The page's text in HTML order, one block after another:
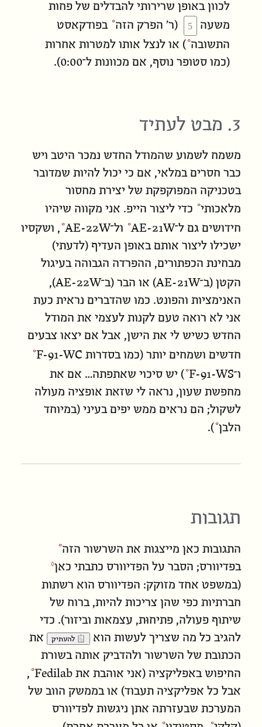
לכוון באופן שרירותי להבדלים של פחות
משעה
(ר׳ הפרק הזה בפודקאסט
התשובה ) או לנצל אותו למטרות אחרות
(כמו סטופר נוסף, אם מכוונותל־0:00).
3. מבט לעתיד
משמח לשמוע שהמודל החדש נמכר היטב ויש
כבר חסרים במלאי, אם כי יכול להיות שמדובר
בטכניקה המפוקפקת של יצירת מחסור
מלאכותי
כדי ליצור הייפ. אני מקווה שיהיו
חידושים גם ל־AE-21W ול־AE-22W , ושקסיו
ישכילו ליצור אותם באופן העדיף (לדעתי)
מבחינת הכפתורים, ההפרדה הגבוהה בעיגול
הקטן (ב־AE-21W) או הבר (ב־AE-22W
),
האנימציות והפונט. כמו שהדברים נראית כעת
אני לא רואה טעם לקנות לעצמי את המודל
החדש כשיש לי את הישן, אבל אם יצאו צבעים
חדשים ושמחים יותר (כמו בסדרות F-91-WC
ו־F-91-WS ) יש סיכוי שאתפתה… אם את
מחפשת שעון, נראה לי שזאת אופציה מעולה
לשקול; הם נראים ממש יפים בעיני (במיוחד
הלבן ).
תגובות
התגובות כאן מייצגות את השרשור הזה
בפדיוורס; הסבר על הפדיוורס כתבתי כאן
(במשפט אחד מזוקק: הפדיוורס הוא רשתות
חברתיות כפי שהן צריכות להיות, ברוח של
שיתוף פעולה, פתיחוּת, עצמאות וביזור). כדי
להגיב כל מה שצריך לעשות הוא
להעתיק
את
הכתובת של השרשור ולהדביק אותה בשורת
החיפוש באפליקציה (אני אוהבת את Fedilab
,
אבל כל אפליקציה תעבוד) או בממשק הווב של
המערכת שבעזרתה אתן ניגשות לפדיוורס